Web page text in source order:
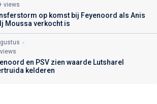
views
op komst bij Feyenoord als Anis
Moussa verkocht is
en PSV zien waarde Lutsharel
kelderen